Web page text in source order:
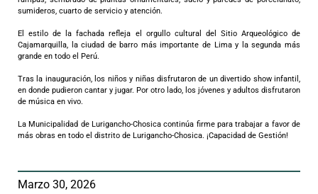
sumideros, cuarto de servicio y atención.
El estilo de la fachada refleja el orgullo cultural del Sitio Arqueológico de
Cajamarquilla, la ciudad de barro más importante de Lima y la segunda más
grande en todo el Perú.
Tras la inauguración, los niños y niñas disfrutaron de un divertido show infantil,
en donde pudieron cantar y jugar. Por otro lado, los jóvenes y adultos disfrutaron
de música en vivo.
La Municipalidad de Lurigancho-Chosica continúa firme para trabajar a favor de
más obras en todo el distrito de Lurigancho-Chosica. ¡Capacidad de Gestión!
Marzo 30, 2026